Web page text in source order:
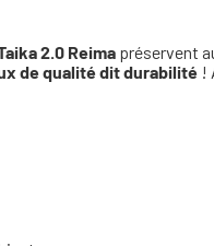
2.0 Reima préservent
de qualité dit durabilité !